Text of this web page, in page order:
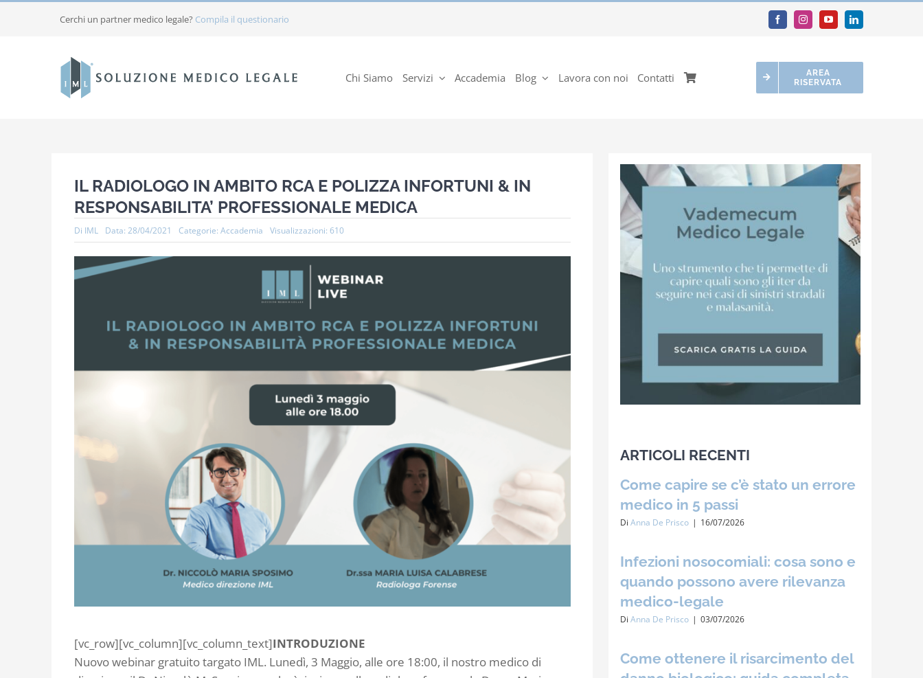
Cerchi un partner medico legale? Compila il questionario
Chi Siamo Servizi Accademia Blog Lavora con noi Contatti
AREA
RISERVATA
IL RADIOLOGO IN AMBITO RCA E POLIZZA INFORTUNI & IN
RESPONSABILITA’ PROFESSIONALE MEDICA
Di IML Data: 28/04/2021 Categorie: Accademia Visualizzazioni: 610
[vc_row][vc_column][vc_column_text]INTRODUZIONE
Nuovo webinar gratuito targato IML. Lunedì, 3 Maggio, alle ore 18:00, il nostro medico di
ARTICOLI RECENTI
Come capire se c’è stato un errore
medico in 5 passi
Di Anna De Prisco | 16/07/2026
Infezioni nosocomiali: cosa sono e
quando possono avere rilevanza
medico-legale
Di Anna De Prisco | 03/07/2026
Come ottenere il risarcimento del